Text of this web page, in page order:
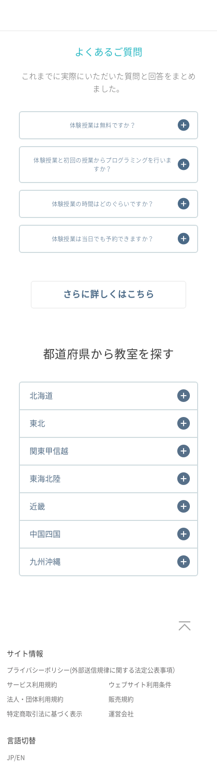
よくあるご質問
これまでに実際にいただいた質問と回答をまとめ
ました。
体験授業は無料ですか？
体験授業と初回の授業からプログラミングを行いま
すか？
体験授業の時間はどのぐらいですか？
体験授業は当日でも予約できますか？
さらに詳しくはこちら
都道府県から教室を探す
北海道
東北
関東甲信越
東海北陸
近畿
中国四国
九州沖縄
サイト情報
プライバシーポリシー(外部送信規律に関する法定公表事項）
サービス利用規約 ウェブサイト利用条件
法人・団体利用規約 販売規約
特定商取引法に基づく表示 運営会社
言語切替
JP/EN